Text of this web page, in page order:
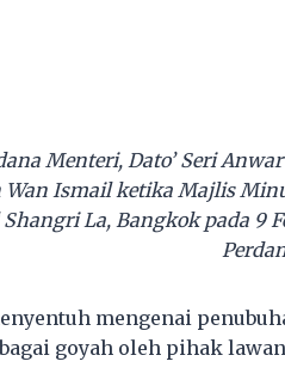
Menteri, Dato’ Seri
Wan Ismail ketika Majlis
La, Bangkok pada 9
mengenai
goyah oleh pihak